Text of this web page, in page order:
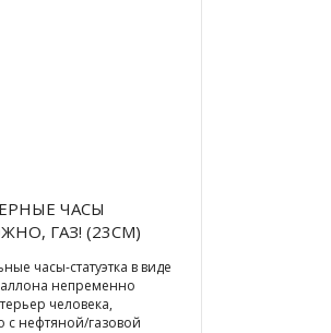
ЧАСЫ
ГАЗ! (23СМ)
часы-статуэтка в виде
непременно
человека,
с нефтяной/газовой